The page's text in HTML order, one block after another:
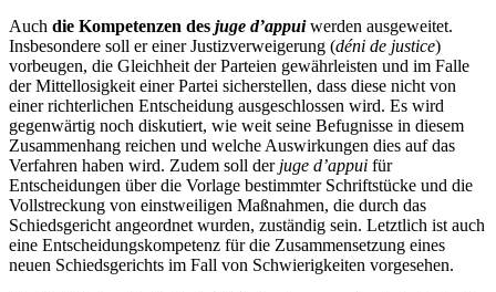
Auch die Kompetenzen des juge d’appuiwerden ausgeweitet.
Insbesondere soll er einer Justizverweigerung (déni de justice)
vorbeugen, die Gleichheit der Parteien gewährleisten und im Falle
der Mittellosigkeit einer Partei sicherstellen, dass diese nicht von
einer richterlichen Entscheidung ausgeschlossen wird. Es wird
gegenwärtig noch diskutiert, wie weit seine Befugnisse in diesem
Zusammenhang reichen und welche Auswirkungen dies auf das
Verfahren haben wird. Zudem soll der juge d’appui für
Entscheidungen über die Vorlage bestimmter Schriftstücke und die
Vollstreckung von einstweiligen Maßnahmen, die durch das
Schiedsgericht angeordnet wurden, zuständig sein. Letztlich ist auch
eine Entscheidungskompetenz für die Zusammensetzung eines
neuen Schiedsgerichts im Fall von Schwierigkeiten vorgesehen.